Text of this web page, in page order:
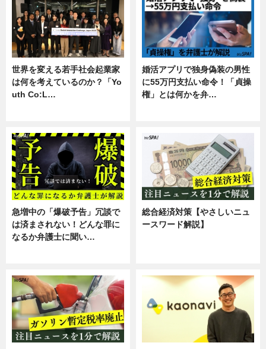
世界を変える若手社会起業家
は何を考えているのか？「Yo
uth Co:L…
婚活アプリで独身偽装の男性
に55万円支払い命令！「貞操
権」とは何かを弁…
急増中の「爆破予告」冗談で
は済まされない！どんな罪に
なるか弁護士に聞い…
総合経済対策【やさしいニュ
ースワード解説】